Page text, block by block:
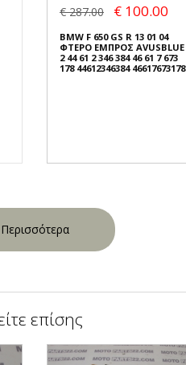
€ 287.00 € 100.00
BMW F 650 GS R 13 01 04
ΦΤΕΡΟ ΕΜΠΡΟΣ AVUSBLUE
2 44 61 2 346 384 46 61 7 673
178 44612346384 46617673178
Περισσότερα
επίσης